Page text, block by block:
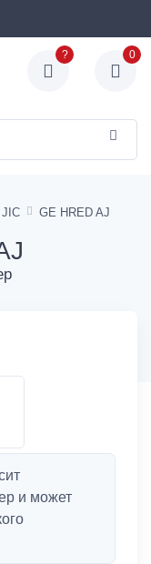
? 0
GE HRED AJ
и может